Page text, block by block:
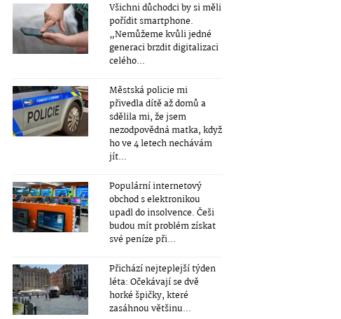
Všichni důchodci by si měli
pořídit smartphone.
„Nemůžeme kvůli jedné
generaci brzdit digitalizaci
celého...
Městská policie mi
přivedla dítě až domů a
sdělila mi, že jsem
nezodpovědná matka, když
ho ve 4 letech nechávám
jít...
Populární internetový
obchod s elektronikou
upadl do insolvence. Češi
budou mít problém získat
své peníze při...
Přichází nejteplejší týden
léta: Očekávají se dvě
horké špičky, které
zasáhnou většinu...